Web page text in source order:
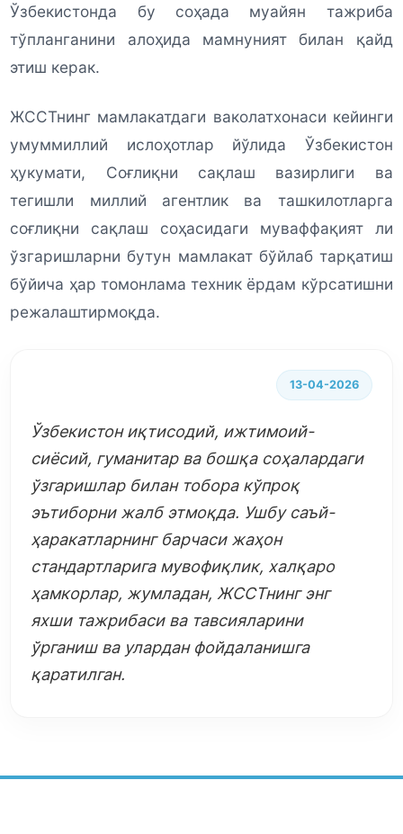
Ўзбекистонда бу соҳада муайян тажриба
тўпланганини алоҳида мамнуният билан қайд
этиш керак.
ЖССТнинг мамлакатдаги ваколатхонаси кейинги
умуммиллий ислоҳотлар йўлида Ўзбекистон
ҳукумати, Соғлиқни сақлаш вазирлиги ва
тегишли миллий агентлик ва ташкилотларга
соғлиқни сақлаш соҳасидаги муваффақият ли
ўзгаришларни бутун мамлакат бўйлаб тарқатиш
бўйича ҳар томонлама техник ёрдам кўрсатишни
режалаштирмоқда.
13-04-2026
Ўзбекистон иқтисодий, ижтимоий-
сиёсий, гуманитар ва бошқа соҳалардаги
ўзгаришлар билан тобора кўпроқ
эътиборни жалб этмоқда. Ушбу саъй-
ҳаракатларнинг барчаси жаҳон
стандартларига мувофиқлик, халқаро
ҳамкорлар, жумладан, ЖССТнинг энг
яхши тажрибаси ва тавсияларини
ўрганиш ва улардан фойдаланишга
қаратилган.